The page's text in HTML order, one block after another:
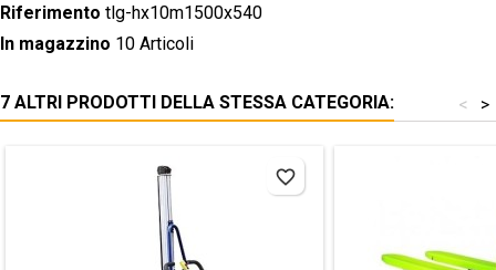
Riferimento tlg-hx10m1500x540
In magazzino 10 Articoli
7 ALTRI PRODOTTI DELLA STESSA CATEGORIA: >
<
favorite_border